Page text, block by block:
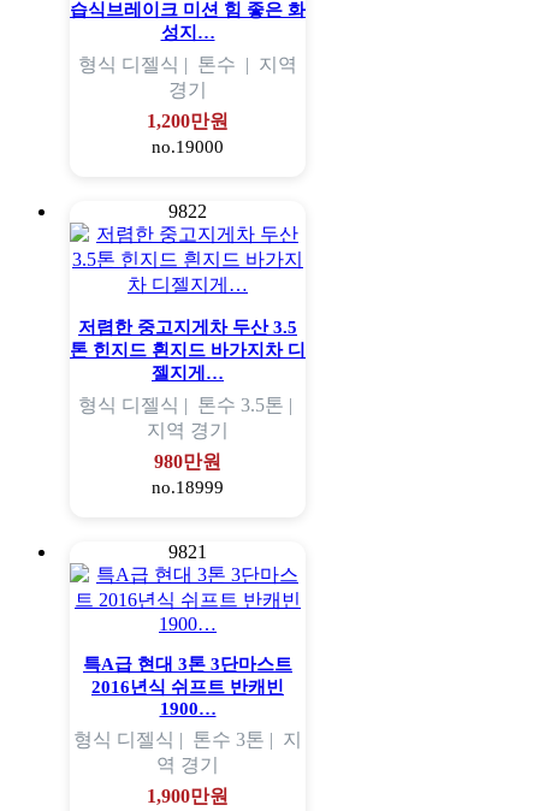
습식브레이크 미션 힘 좋은 화
성지…
형식 디젤식 | 톤수 | 지역
경기
1,200만원
no.19000
9822
저렴한 중고지게차 두산 3.5
톤 힌지드 흰지드 바가지차 디
젤지게…
형식 디젤식 | 톤수 3.5톤 |
지역 경기
980만원
no.18999
9821
특A급 현대 3톤 3단마스트
2016년식 쉬프트 반캐빈
1900…
형식 디젤식 | 톤수 3톤 | 지
역 경기
1,900만원